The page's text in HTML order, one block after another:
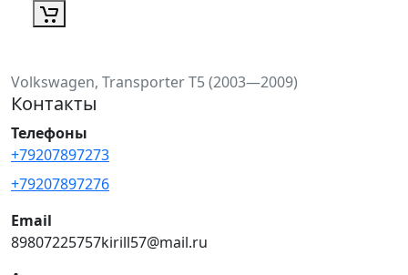
Volkswagen, Transporter T5 (2003—2009)
Контакты
Телефоны
+79207897273
+79207897276
Email
89807225757kirill57@mail.ru